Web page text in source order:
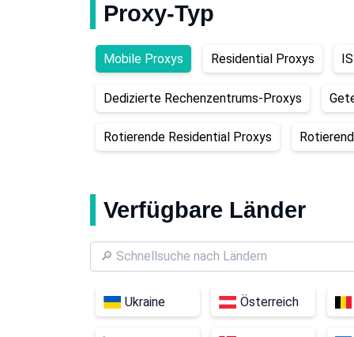
Proxy-Typ
Mobile Proxys Residential Proxys
Dedizierte Rechenzentrums-Proxys
Rotierende Residential Proxys
Verfügbare Länder
Ukraine Österreich